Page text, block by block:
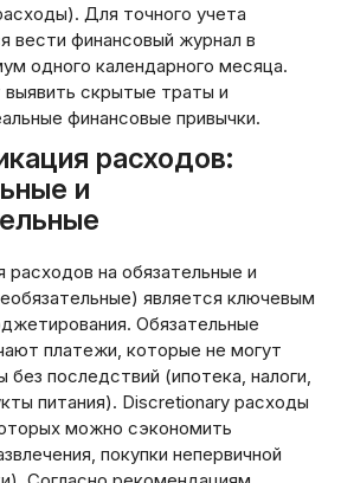
Для точного учета
вести финансовый журнал в
одного календарного месяца.
выявить скрытые траты и
финансовые привычки.
расходов:
и
расходов на обязательные и
является ключевым
Обязательные
платежи‚ которые не могут
последствий (ипотека‚ налоги‚
питания). Discretionary расходы
можно сэкономить
покупки непервичной